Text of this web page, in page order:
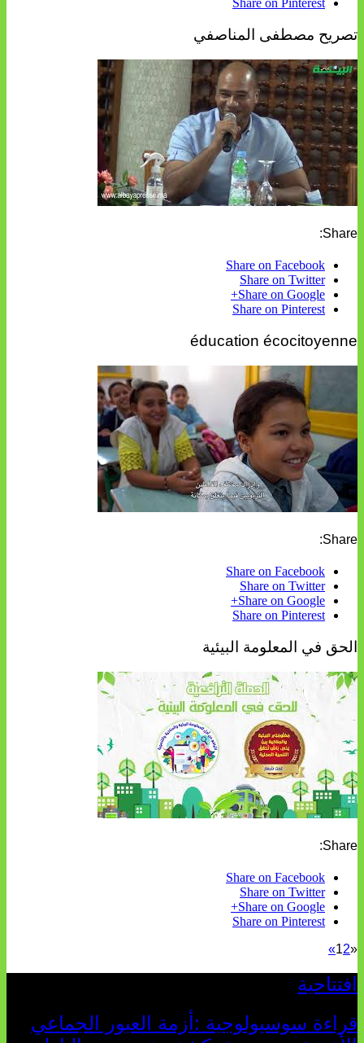
Share on Pinterest
تصريح مصطفى المناصفي
Share:
Share on Facebook
Share on Twitter
Share on Google+
Share on Pinterest
éducation écocitoyenne
Share:
Share on Facebook
Share on Twitter
Share on Google+
Share on Pinterest
الحق في المعلومة البيئية
Share:
Share on Facebook
Share on Twitter
Share on Google+
Share on Pinterest
«
12
»
افتتاحية
قراءة سوسيولوجية :أزمة العبور الجماعي